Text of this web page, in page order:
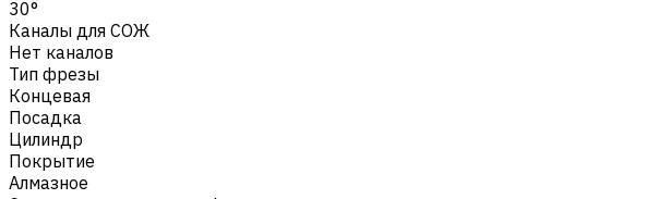
30°
Каналы для СОЖ
Нет каналов
Тип фрезы
Концевая
Посадка
Цилиндр
Покрытие
Алмазное